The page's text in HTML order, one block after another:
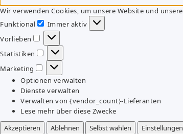
Wir verwenden Cookies, um unsere Website und
Funktional
Funktional
Immer aktiv
Vorlieben
Vorlieben
Statistiken
Statistiken
Marketing
Marketing
Optionen verwalten
Dienste verwalten
Verwalten von {vendor_count}-Lieferanten
Lese mehr über diese Zwecke
Akzeptieren
Ablehnen Selbst wählen